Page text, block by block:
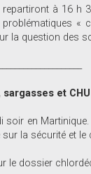
à 16 h
la question des
sargasses et CHU
en
la sécurité et
le dossier